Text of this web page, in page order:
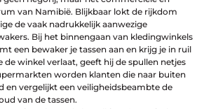
van Namibië. Blijkbaar lokt de rijkdom
de vaak nadrukkelijk aanwezige
Bij het binnengaan van kledingwinkels
een bewaker je tassen aan en krijg je in ruil
de winkel verlaat, geeft hij de spullen netjes
worden klanten die naar buiten
en vergelijkt een veiligheidsbeambte de
van de tassen.